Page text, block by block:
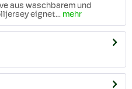
aus waschbarem und
eignet... mehr